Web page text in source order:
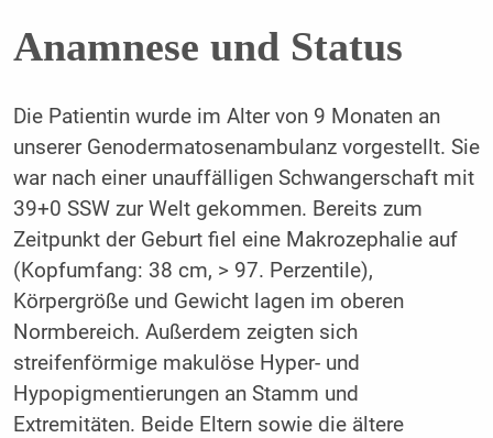
Anamnese und Status
Die Patientin wurde im Alter von 9 Monaten an
unserer Genodermatosenambulanz vorgestellt. Sie
war nach einer unauffälligen Schwangerschaft mit
39+0 SSW zur Welt gekommen. Bereits zum
Zeitpunkt der Geburt fiel eine Makrozephalie auf
(Kopfumfang: 38 cm, > 97. Perzentile),
Körpergröße und Gewicht lagen im oberen
Normbereich. Außerdem zeigten sich
streifenförmige makulöse Hyper- und
Hypopigmentierungen an Stamm und
Extremitäten. Beide Eltern sowie die ältere